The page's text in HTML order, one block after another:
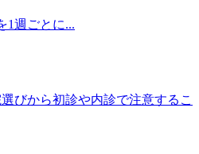
1週ごとに...
びから初診や内診で注意するこ